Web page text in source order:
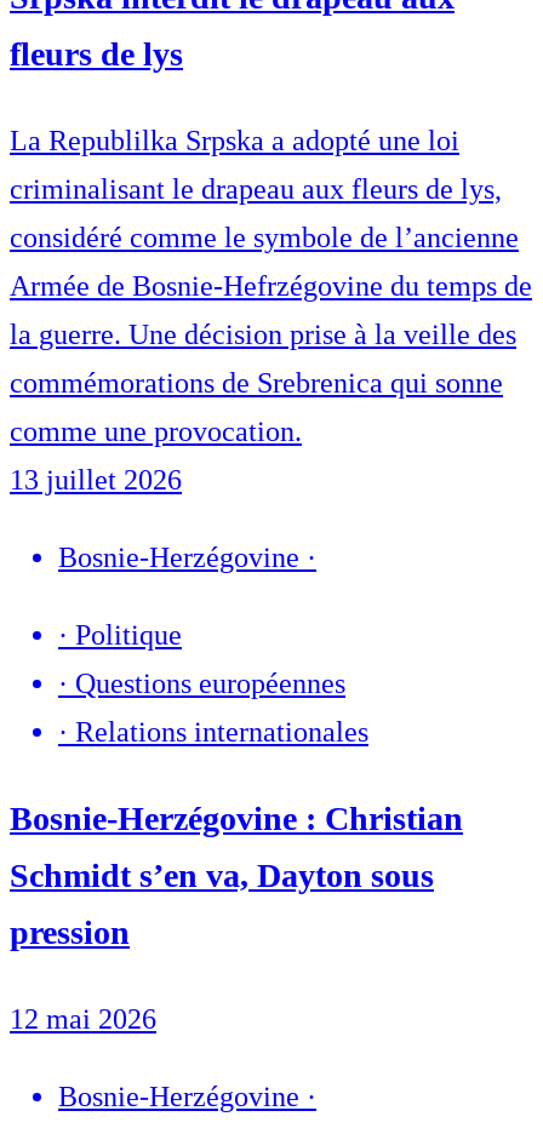
fleurs de lys
La Republilka Srpska a adopté une loi
criminalisant le drapeau aux fleurs de lys,
considéré comme le symbole de l’ancienne
Armée de Bosnie-Hefrzégovine du temps de
la guerre. Une décision prise à la veille des
commémorations de Srebrenica qui sonne
comme une provocation.
13 juillet 2026
Bosnie-Herzégovine ·
· Politique
· Questions européennes
· Relations internationales
Bosnie-Herzégovine : Christian
Schmidt s’en va, Dayton sous
pression
12 mai 2026
Bosnie-Herzégovine ·